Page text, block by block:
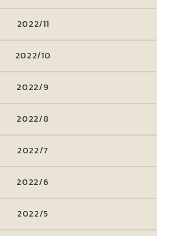
2022/11
2022/10
2022/9
2022/8
2022/7
2022/6
2022/5